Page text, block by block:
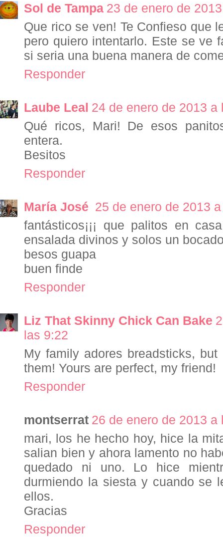
Sol de Tampa 23 de enero de
Que rico se ven! Te Confieso que
pero quiero intentarlo. Este se ve
si seria una buena manera de
Responder
Laube Leal 24 de enero de 2013 a
Qué ricos, Mari! De esos
entera.
Besitos
Responder
María José 25 de enero de 2013
fantásticos¡¡¡ que palitos en
ensalada divinos y solos un
besos guapa
buen finde
Responder
Liz That Skinny Chick Can Bake
las 9:22
My family adores breadsticks,
them! Yours are perfect, my friend!
Responder
montserrat 26 de enero de 2013 a
mari, los he hecho hoy, hice la
salian bien y ahora lamento no
quedado ni uno. Lo hice
durmiendo la siesta y cuando se
ellos.
Gracias
Responder